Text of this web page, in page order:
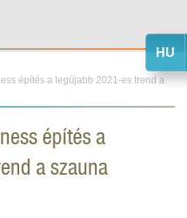
építés a legújabb 2021-es trend a
építés a
a szauna
HU